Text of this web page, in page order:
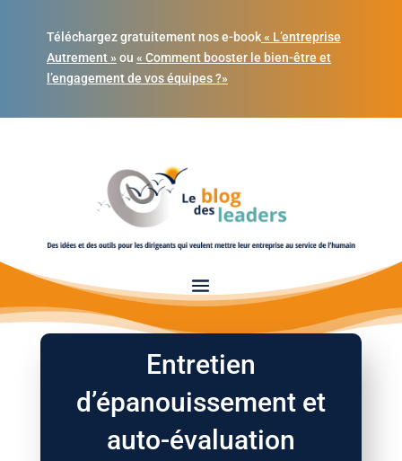
Téléchargez gratuitement nos e-book« L’entreprise
Autrement » ou « Comment booster le bien-être et
l’engagement de vos équipes ?»
Entretien
d’épanouissement et
auto-évaluation